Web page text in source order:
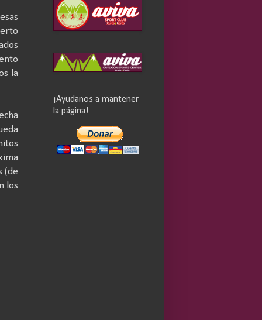
la
(de
los
¡Ayudanos a mantener
la página!